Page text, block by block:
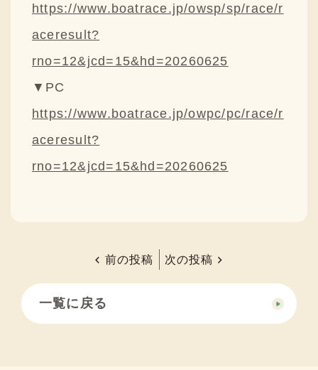
https://www.boatrace.jp/owsp/sp/race/r
aceresult?
rno=12&jcd=15&hd=20260625
▼PC
https://www.boatrace.jp/owpc/pc/race/r
aceresult?
rno=12&jcd=15&hd=20260625
前の投稿 次の投稿
一覧に戻る